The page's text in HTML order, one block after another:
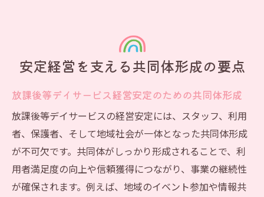
安定経営を支える共同体形成の要点
放課後等デイサービス経営安定のための共同体形成
放課後等デイサービスの経営安定には、スタッフ、利用
者、保護者、そして地域社会が一体となった共同体形成
が不可欠です。共同体がしっかり形成されることで、利
用者満足度の向上や信頼獲得につながり、事業の継続性
が確保されます。例えば、地域のイベント参加や情報共